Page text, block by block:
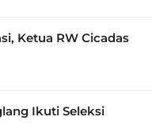
Ketua RW Cicadas
Ikuti Seleksi